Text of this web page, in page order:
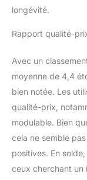
longévité.
Rapport qualité-
Avec un
moyenne de 4,4
bien notée. Les
qualité-prix,
modulable. Bien
cela ne semble
positives. En
ceux cherchant un